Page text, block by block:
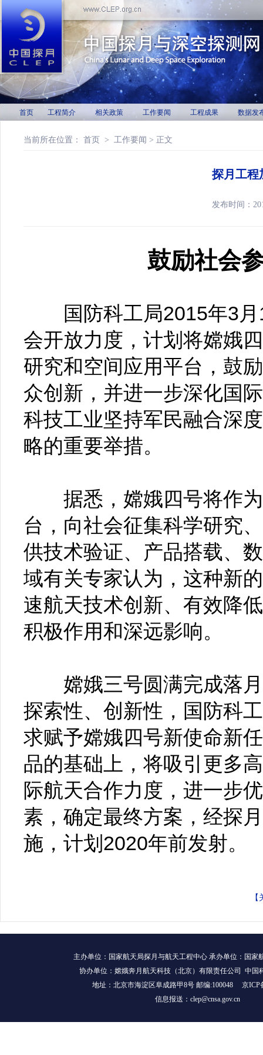
首页 工程简介 相关政策 工作要闻 工程成果 数据发
当前所在位置： 首页 > 工作要闻 > 正文
探月工程
发布时间：
鼓励社会
国防科工局2015年3月
会开放力度，计划将嫦娥
研究和空间应用平台，鼓
众创新，并进一步深化国
科技工业坚持军民融合深
略的重要举措。
据悉，嫦娥四号将作为
台，向社会征集科学研究
供技术验证、产品搭载、
域有关专家认为，这种新
速航天技术创新、有效降
积极作用和深远影响。
嫦娥三号圆满完成落月
探索性、创新性，国防科
求赋予嫦娥四号新使命新
品的基础上，将吸引更多
际航天合作力度，进一步
素，确定最终方案，经探
施，计划2020年前发射。
主办单位：国家航天局探月与航天工程中心 承办单位：国家
协办单位：嫦娥奔月航天科技（北京）有限责任公司 中国
地址：北京市海淀区阜成路甲8号 邮编:100048 京ICP
信息报送：clep@cnsa.gov.cn